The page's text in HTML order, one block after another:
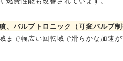
、バルブトロニック（可変バルブ
まで幅広い回転域で滑らかな加速が